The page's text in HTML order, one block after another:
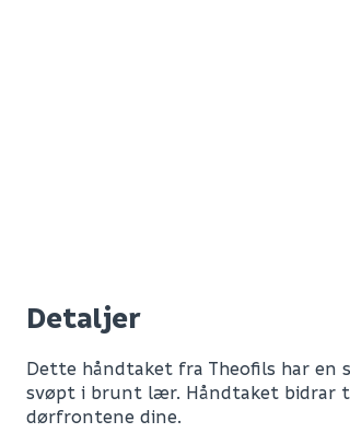
Detaljer
Dette håndtaket fra Theofils har
svøpt i brunt lær. Håndtaket bidrar
dørfrontene dine.